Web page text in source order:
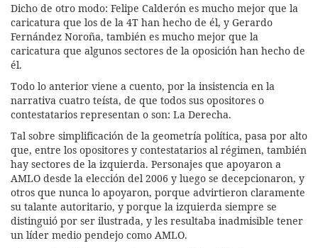
Dicho de otro modo: Felipe Calderón es mucho mejor que la
caricatura que los de la 4T han hecho de él, y Gerardo
Fernández Noroña, también es mucho mejor que la
caricatura que algunos sectores de la oposición han hecho de
él.
Todo lo anterior viene a cuento, por la insistencia en la
narrativa cuatro teísta, de que todos sus opositores o
contestatarios representan o son: La Derecha.
Tal sobre simplificación de la geometría política, pasa por alto
que, entre los opositores y contestatarios al régimen, también
hay sectores de la izquierda. Personajes que apoyaron a
AMLO desde la elección del 2006 y luego se decepcionaron, y
otros que nunca lo apoyaron, porque advirtieron claramente
su talante autoritario, y porque la izquierda siempre se
distinguió por ser ilustrada, y les resultaba inadmisible tener
un líder medio pendejo como AMLO.